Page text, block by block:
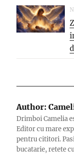
Author:
Drimboi Camelia
Editor cu mare
pentru cititori.
bucatarie, retete